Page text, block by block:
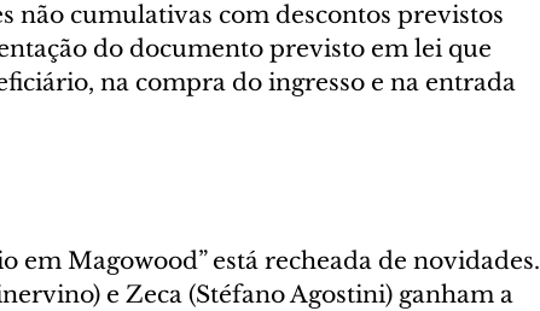
não cumulativas com descontos previstos
do documento previsto em lei que
na compra do ingresso e na entrada
em Magowood” está recheada de novidades.
e Zeca (Stéfano Agostini) ganham a